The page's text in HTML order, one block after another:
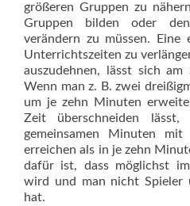
größeren Gruppen zu
Gruppen bilden oder
verändern zu müssen. Eine
Unterrichtszeiten zu
auszudehnen, lässt sich am
Wenn man z. B. zwei
um je zehn Minuten
Zeit überschneiden
gemeinsamen Minuten
erreichen als in je zehn
dafür ist, dass möglichst
wird und man nicht Spieler
hat.